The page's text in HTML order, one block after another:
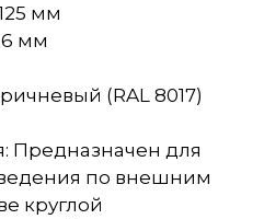
мм
мм
(RAL 8017)
Предназначен для
по внешним
круглой